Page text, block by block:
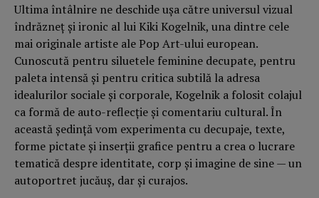
Ultima întâlnire ne deschide uşa către universul vizual
îndrăzneţ şi ironic al lui Kiki Kogelnik, una dintre cele
mai originale artiste ale Pop Art-ului european.
Cunoscută pentru siluetele feminine decupate, pentru
paleta intensă şi pentru critica subtilă la adresa
idealurilor sociale şi corporale, Kogelnik a folosit colajul
ca formă de auto-reflecţie şi comentariu cultural. În
această şedinţă vom experimenta cu decupaje, texte,
forme pictate şi inserţii grafice pentru a crea o lucrare
tematică despre identitate, corp şi imagine de sine — un
autoportret jucăuş, dar şi curajos.